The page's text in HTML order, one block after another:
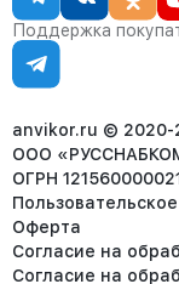
Статьи
corp@anvikor.ru
Ежедневно, с 7:00-
Отдел рекламации:
8 (953) 455-25-61
Поддержка
anvikor.ru © 2020-
ООО
ОГРН
Оферта
Согласие на
Согласие на